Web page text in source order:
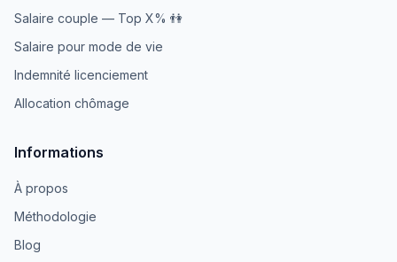
Salaire couple — Top X% 👫
Salaire pour mode de vie
Indemnité licenciement
Allocation chômage
Informations
À propos
Méthodologie
Blog